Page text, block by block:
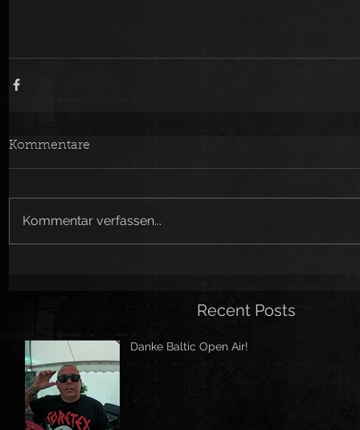
Kommentare
Kommentar verfassen...
Recent Posts
Danke Baltic Open Air!